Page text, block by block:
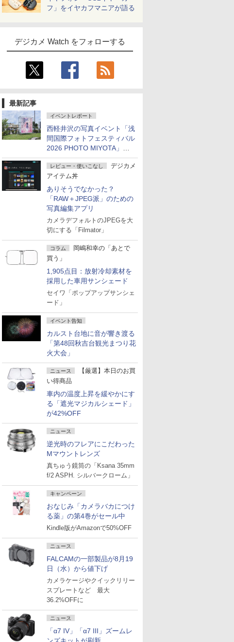
フ」をイヤカフマニアが語る
デジカメ Watch をフォローする
最新記事
イベントレポート
西軽井沢の写真イベント「浅
間国際フォトフェスティバル
2026 PHOTO MIYOTA」が
開幕
レビュー・使いこなし
デジカメ
アイテム丼
ありそうでなかった？
「RAW＋JPEG派」のための
写真編集アプリ
カメラデフォルトのJPEGを大
切にする「Filmator」
コラム
岡嶋和幸の「あとで
買う」
1,905点目：放射冷却素材を
採用した車用サンシェード
セイワ「ポップアップサンシェ
ード」
イベント告知
カルスト台地に音が響き渡る
「第48回秋吉台観光まつり花
火大会」
ニュース
【厳選】本日のお買
い得商品
車内の温度上昇を緩やかにす
る「遮光マジカルシェード」
が42%OFF
ニュース
逆光時のフレアにこだわった
Mマウントレンズ
真ちゅう鏡筒の「Ksana 35mm
f/2 ASPH. シルバークローム」
キャンペーン
おなじみ「カメラバカにつけ
る薬」の第4巻がセール中
Kindle版がAmazonで50%OFF
ニュース
FALCAMの一部製品が8月19
日（水）から値下げ
カメラケージやクイックリリー
スプレートなど 最大
36.2%OFFに
ニュース
「α7 IV」「α7 III」ズームレ